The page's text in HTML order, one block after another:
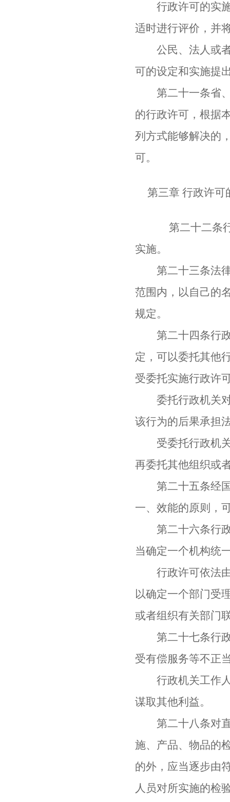
行政许可的实施
适时进行评价，并
公民、法人或者
可的设定和实施提
第二十一条省、
的行政许可，根据
列方式能够解决的
可。
第三章 行政许可
第二十二条行
实施。
第二十三条法律
范围内，以自己的
规定。
第二十四条行政
定，可以委托其他
受委托实施行政许
委托行政机关对
该行为的后果承担
受委托行政机关
再委托其他组织或
第二十五条经国
一、效能的原则，
第二十六条行政
当确定一个机构统
行政许可依法由
以确定一个部门受
或者组织有关部门
第二十七条行政
受有偿服务等不正
行政机关工作人
谋取其他利益。
第二十八条对直
施、产品、物品的
的外，应当逐步由
人员对所实施的